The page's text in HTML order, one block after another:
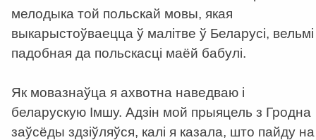
мелодыка той польскай мовы, якая
выкарыстоўваецца ў малітве ў Беларусі, вельмі
падобная да польскасці маёй бабулі.
Як мовазнаўца я ахвотна наведваю і
беларускую Імшу. Адзін мой прыяцель з Гродна
заўсёды здзіўляўся, калі я казала, што пайду на